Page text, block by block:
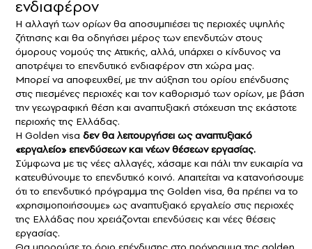
ενδιαφέρον
Η αλλαγή των ορίων θα αποσυμπιέσει τις περιοχές υψηλής
ζήτησης και θα οδηγήσει μέρος των επενδυτών στους
όμορους νομούς της Αττικής, αλλά, υπάρχει ο κίνδυνος να
αποτρέψει το επενδυτικό ενδιαφέρον στη χώρα μας.
Μπορεί να αποφευχθεί, με την αύξηση του ορίου επένδυσης
στις πιεσμένες περιοχές και τον καθορισμό των ορίων, με βάση
την γεωγραφική θέση και αναπτυξιακή στόχευση της εκάστοτε
περιοχής της Ελλάδας.
Η Golden visa δεν θα λειτουργήσει ως αναπτυξιακό
«εργαλείο» επενδύσεων και νέων θέσεων εργασίας.
Σύμφωνα με τις νέες αλλαγές, χάσαμε και πάλι την ευκαιρία να
κατευθύνουμε το επενδυτικό κοινό. Απαιτείται να κατανοήσουμε
ότι το επενδυτικό πρόγραμμα της Golden visa, θα πρέπει να το
«χρησιμοποιήσουμε» ως αναπτυξιακό εργαλείο στις περιοχές
της Ελλάδας που χρειάζονται επενδύσεις και νέες θέσεις
εργασίας.